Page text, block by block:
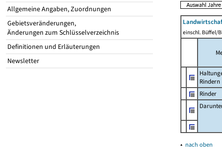
Allgemeine Angaben, Zuordnungen
Gebietsveränderungen,
Änderungen zum Schlüsselverzeichnis
Definitionen und Erläuterungen
Newsletter
einschl. Büffel/
Rindern
Rinder
▴ nach oben